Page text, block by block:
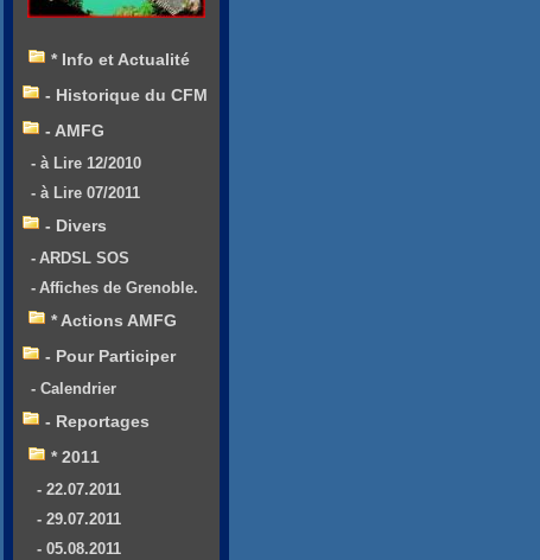
* Info et Actualité
- Historique du CFM
- AMFG
- à Lire 12/2010
- à Lire 07/2011
- Divers
- ARDSL SOS
- Affiches de Grenoble.
* Actions AMFG
- Pour Participer
- Calendrier
- Reportages
* 2011
- 22.07.2011
- 29.07.2011
- 05.08.2011